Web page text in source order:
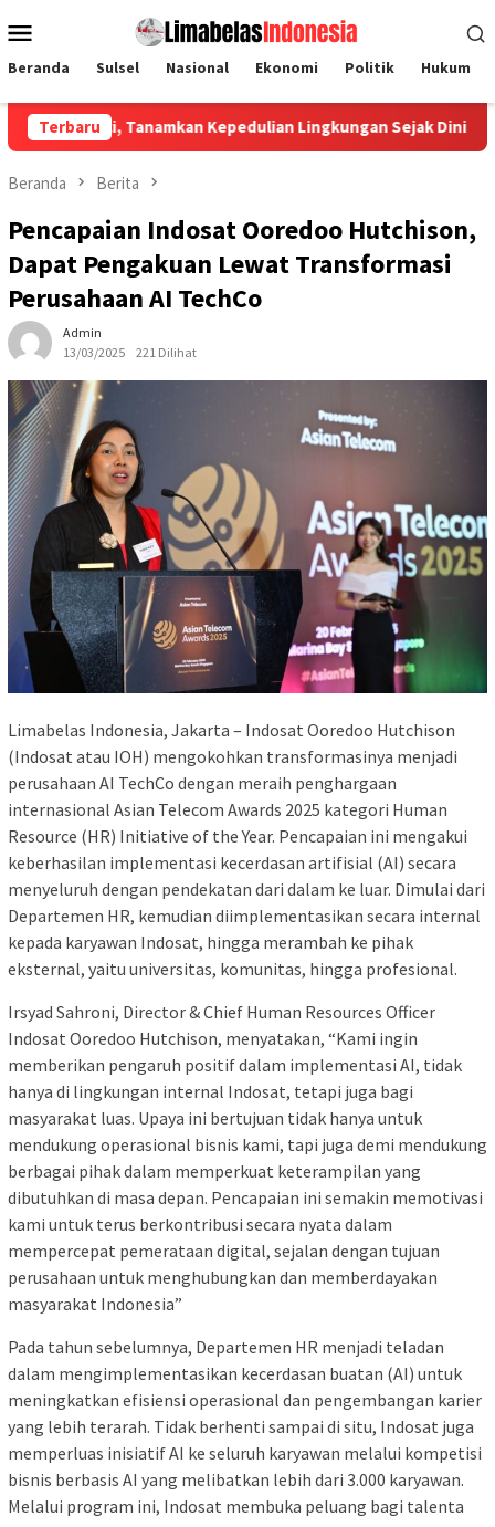
ke
Mobile
Beranda Sulsel Nasional Ekonomi Politik Hukum
Terbaru
Kepedulian Lingkungan Sejak Dini Universitas
Beranda Berita
Pencapaian Indosat Ooredoo Hutchison,
Dapat Pengakuan Lewat Transformasi
Perusahaan AI TechCo
Admin
13/03/2025
221 Dilihat
Limabelas Indonesia, Jakarta – Indosat Ooredoo Hutchison
(Indosat atau IOH) mengokohkan transformasinya menjadi
perusahaan AI TechCo dengan meraih penghargaan
internasional Asian Telecom Awards 2025 kategori Human
Resource (HR) Initiative of the Year. Pencapaian ini mengakui
keberhasilan implementasi kecerdasan artifisial (AI) secara
menyeluruh dengan pendekatan dari dalam ke luar. Dimulai dari
Departemen HR, kemudian diimplementasikan secara internal
kepada karyawan Indosat, hingga merambah ke pihak
eksternal, yaitu universitas, komunitas, hingga profesional.
Irsyad Sahroni, Director & Chief Human Resources Officer
Indosat Ooredoo Hutchison, menyatakan, “Kami ingin
memberikan pengaruh positif dalam implementasi AI, tidak
hanya di lingkungan internal Indosat, tetapi juga bagi
masyarakat luas. Upaya ini bertujuan tidak hanya untuk
mendukung operasional bisnis kami, tapi juga demi mendukung
berbagai pihak dalam memperkuat keterampilan yang
dibutuhkan di masa depan. Pencapaian ini semakin memotivasi
kami untuk terus berkontribusi secara nyata dalam
mempercepat pemerataan digital, sejalan dengan tujuan
perusahaan untuk menghubungkan dan memberdayakan
masyarakat Indonesia”
Pada tahun sebelumnya, Departemen HR menjadi teladan
dalam mengimplementasikan kecerdasan buatan (AI) untuk
meningkatkan efisiensi operasional dan pengembangan karier
yang lebih terarah. Tidak berhenti sampai di situ, Indosat juga
memperluas inisiatif AI ke seluruh karyawan melalui kompetisi
bisnis berbasis AI yang melibatkan lebih dari 3.000 karyawan.
Melalui program ini, Indosat membuka peluang bagi talenta